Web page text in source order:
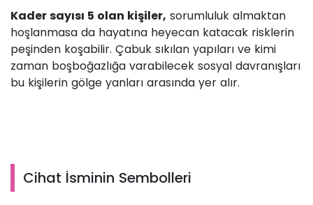
Kader sayısı 5 olan kişiler, sorumluluk almaktan
hoşlanmasa da hayatına heyecan katacak risklerin
peşinden koşabilir. Çabuk sıkılan yapıları ve kimi
zaman boşboğazlığa varabilecek sosyal davranışları
bu kişilerin gölge yanları arasında yer alır.
Cihat İsminin Sembolleri